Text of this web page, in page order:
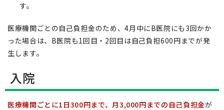
す。
医療機関ごとの自己負担金のため、4月中にB医院にも3回かか
った場合は、B医院も1回目・2回目は自己負担600円までが発
生します。
入院
医療機関ごとに1日300円まで、月3,000円までの自己負担金が